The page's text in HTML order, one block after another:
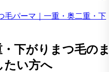
毛パーマ｜一重・奥二重・下
下がりまつ毛の
たい方へ